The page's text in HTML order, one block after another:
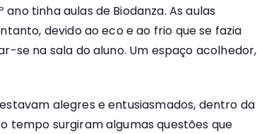
ano tinha aulas de Biodanza. As aulas
devido ao eco e ao frio que se fazia
se na sala do aluno. Um espaço acolhedor,
alegres e entusiasmados, dentro da
tempo surgiram algumas questões que